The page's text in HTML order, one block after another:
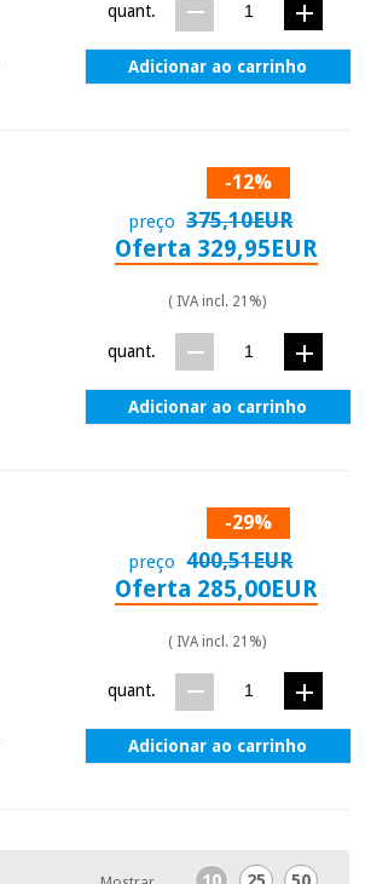
quant.
Adicionar ao carrinho
-12%
preço 375,10EUR
Oferta 329,95EUR
( IVA incl. 21%)
quant.
Adicionar ao carrinho
-29%
preço 400,51EUR
Oferta 285,00EUR
( IVA incl. 21%)
quant.
Adicionar ao carrinho